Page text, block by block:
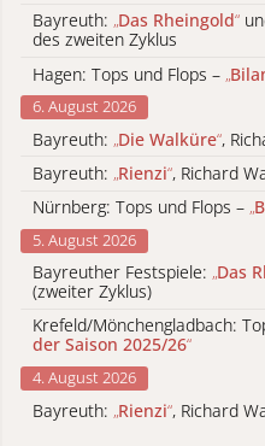
Bayreuth: „Das Rheingold“
des zweiten Zyklus
Hagen: Tops und Flops – „
6. August 2026
Bayreuth: „Die Walküre“,
Bayreuth: „Rienzi“, Richard
Nürnberg: Tops und Flops – „
5. August 2026
Bayreuther Festspiele: „Das
(zweiter Zyklus)
Krefeld/Mönchengladbach:
der Saison 2025/26“
4. August 2026
Bayreuth: „Rienzi“, Richard